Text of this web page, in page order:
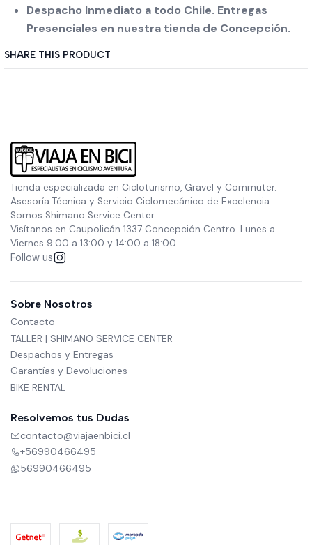
Despacho Inmediato a todo Chile. Entregas
Presenciales en nuestra tienda de Concepción.
SHARE THIS PRODUCT
Tienda especializada en Cicloturismo, Gravel y Commuter.
Asesoría Técnica y Servicio Ciclomecánico de Excelencia.
Somos Shimano Service Center.
Visítanos en Caupolicán 1337 Concepción Centro. Lunes a
Viernes 9:00 a 13:00 y 14:00 a 18:00
Follow us
Sobre Nosotros
Contacto
TALLER | SHIMANO SERVICE CENTER
Despachos y Entregas
Garantías y Devoluciones
BIKE RENTAL
Resolvemos tus Dudas
contacto@viajaenbici.cl
+56990466495
56990466495